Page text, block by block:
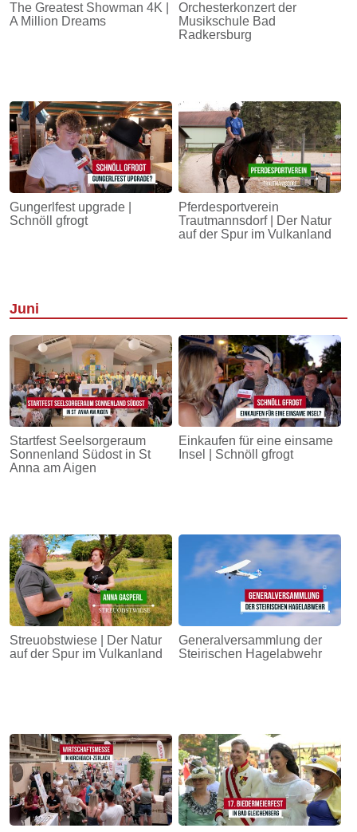
The Greatest Showman 4K |
A Million Dreams
Orchesterkonzert der
Musikschule Bad
Radkersburg
Gungerlfest upgrade |
Schnöll gfrogt
Pferdesportverein
Trautmannsdorf | Der Natur
auf der Spur im Vulkanland
Juni
Startfest Seelsorgeraum
Sonnenland Südost in St
Anna am Aigen
Einkaufen für eine einsame
Insel | Schnöll gfrogt
Streuobstwiese | Der Natur
auf der Spur im Vulkanland
Generalversammlung der
Steirischen Hagelabwehr